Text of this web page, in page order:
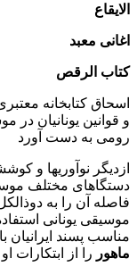
الایقاع
اغانی معبد
کتاب الرقص
اسحاق کتابخانه
و قوانین یونانیان
رومی به دست آورد
ازدیگر نوآوریها و
دستگاهای مختلف
فاصله آن را به
موسیقی یونانی
مناسب پسند ایرانیان
ماهور را از ابتکارات